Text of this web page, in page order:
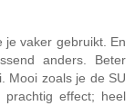
je vaker gebruikt. En
anders. Beter
Mooi zoals je de SU
effect; heel